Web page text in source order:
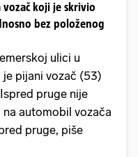
koji je skrivio
bez položenog
ulici u
pijani vozač (53)
pruge nije
automobil vozača
pruge, piše